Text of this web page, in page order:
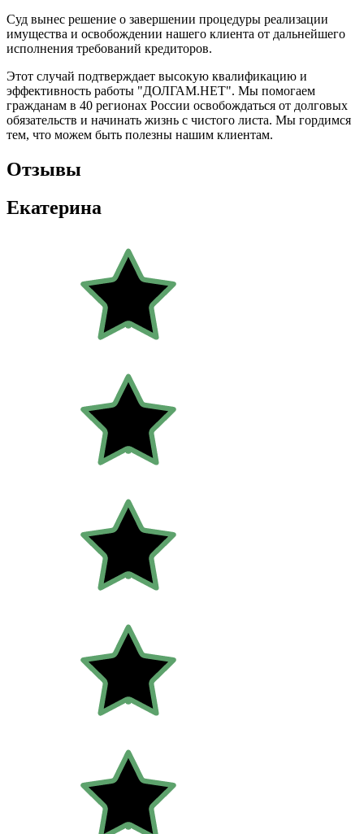
Суд вынес решение о завершении процедуры реализации
имущества и освобождении нашего клиента от дальнейшего
исполнения требований кредиторов.
Этот случай подтверждает высокую квалификацию и
эффективность работы "ДОЛГАМ.НЕТ". Мы помогаем
гражданам в 40 регионах России освобождаться от долговых
обязательств и начинать жизнь с чистого листа. Мы гордимся
тем, что можем быть полезны нашим клиентам.
Отзывы
Екатерина